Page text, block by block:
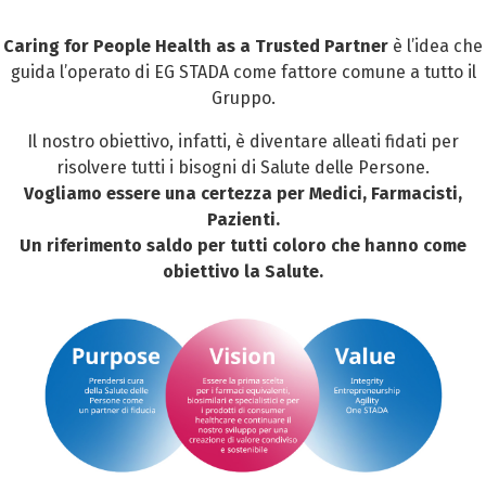
Caring for People Health as a Trusted Partner è l’idea che
guida l’operato di EG STADA come fattore comune a tutto il
Gruppo.
Il nostro obiettivo, infatti, è diventare alleati fidati per
risolvere tutti i bisogni di Salute delle Persone.
Vogliamo essere una certezza per Medici, Farmacisti,
Pazienti.
Un riferimento saldo per tutti coloro che hanno come
obiettivo la Salute.